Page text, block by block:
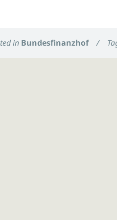
in Bundesfinanzhof /